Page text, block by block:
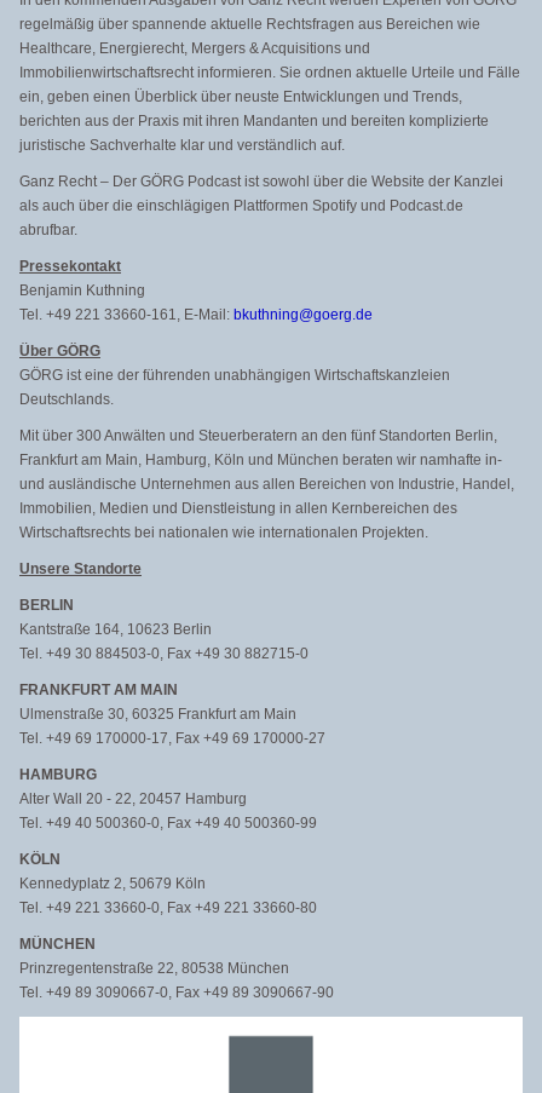
regelmäßig über spannende aktuelle Rechtsfragen aus Bereichen wie
Healthcare, Energierecht, Mergers & Acquisitions und
Immobilienwirtschaftsrecht informieren. Sie ordnen aktuelle Urteile und Fälle
ein, geben einen Überblick über neuste Entwicklungen und Trends,
berichten aus der Praxis mit ihren Mandanten und bereiten komplizierte
juristische Sachverhalte klar und verständlich auf.
Ganz Recht – Der GÖRG Podcast ist sowohl über die Website der Kanzlei
als auch über die einschlägigen Plattformen Spotify und Podcast.de
abrufbar.
Pressekontakt
Benjamin Kuthning
Tel. +49 221 33660-161, E-Mail: bkuthning@goerg.de
Über GÖRG
GÖRG ist eine der führenden unabhängigen Wirtschaftskanzleien
Deutschlands.
Mit über 300 Anwälten und Steuerberatern an den fünf Standorten Berlin,
Frankfurt am Main, Hamburg, Köln und München beraten wir namhafte in-
und ausländische Unternehmen aus allen Bereichen von Industrie, Handel,
Immobilien, Medien und Dienstleistung in allen Kernbereichen des
Wirtschaftsrechts bei nationalen wie internationalen Projekten.
Unsere Standorte
BERLIN
Kantstraße 164, 10623 Berlin
Tel. +49 30 884503-0, Fax +49 30 882715-0
FRANKFURT AM MAIN
Ulmenstraße 30, 60325 Frankfurt am Main
Tel. +49 69 170000-17, Fax +49 69 170000-27
HAMBURG
Alter Wall 20 - 22, 20457 Hamburg
Tel. +49 40 500360-0, Fax +49 40 500360-99
KÖLN
Kennedyplatz 2, 50679 Köln
Tel. +49 221 33660-0, Fax +49 221 33660-80
MÜNCHEN
Prinzregentenstraße 22, 80538 München
Tel. +49 89 3090667-0, Fax +49 89 3090667-90